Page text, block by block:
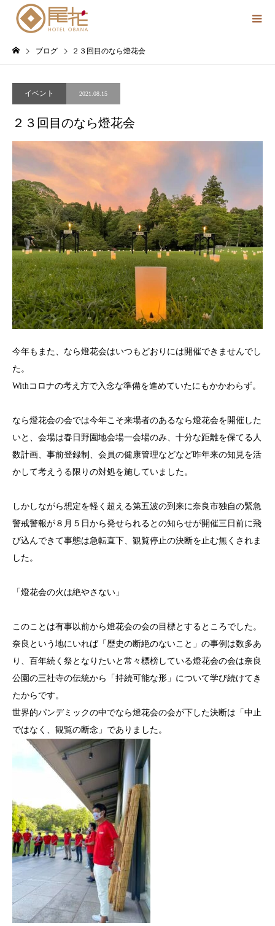
ブログ ２３回目のなら燈花会
イベント 2021.08.15
２３回目のなら燈花会
今年もまた、なら燈花会はいつもどおりには開催できませんでし
た。
Withコロナの考え方で入念な準備を進めていたにもかかわらず。
なら燈花会の会では今年こそ来場者のあるなら燈花会を開催した
いと、会場は春日野園地会場一会場のみ、十分な距離を保てる人
数計画、事前登録制、会員の健康管理などなど昨年来の知見を活
かして考えうる限りの対処を施していました。
しかしながら想定を軽く超える第五波の到来に奈良市独自の緊急
警戒警報が８月５日から発せられるとの知らせが開催三日前に飛
び込んできて事態は急転直下、観覧停止の決断を止む無くされま
した。
「燈花会の火は絶やさない」
このことは有事以前から燈花会の会の目標とするところでした。
奈良という地にいれば「歴史の断絶のないこと」の事例は数多あ
り、百年続く祭となりたいと常々標榜している燈花会の会は奈良
公園の三社寺の伝統から「持続可能な形」について学び続けてき
たからです。
世界的パンデミックの中でなら燈花会の会が下した決断は「中止
ではなく、観覧の断念」でありました。